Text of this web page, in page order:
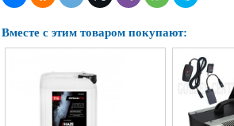
Вместе с этим товаром покупают: